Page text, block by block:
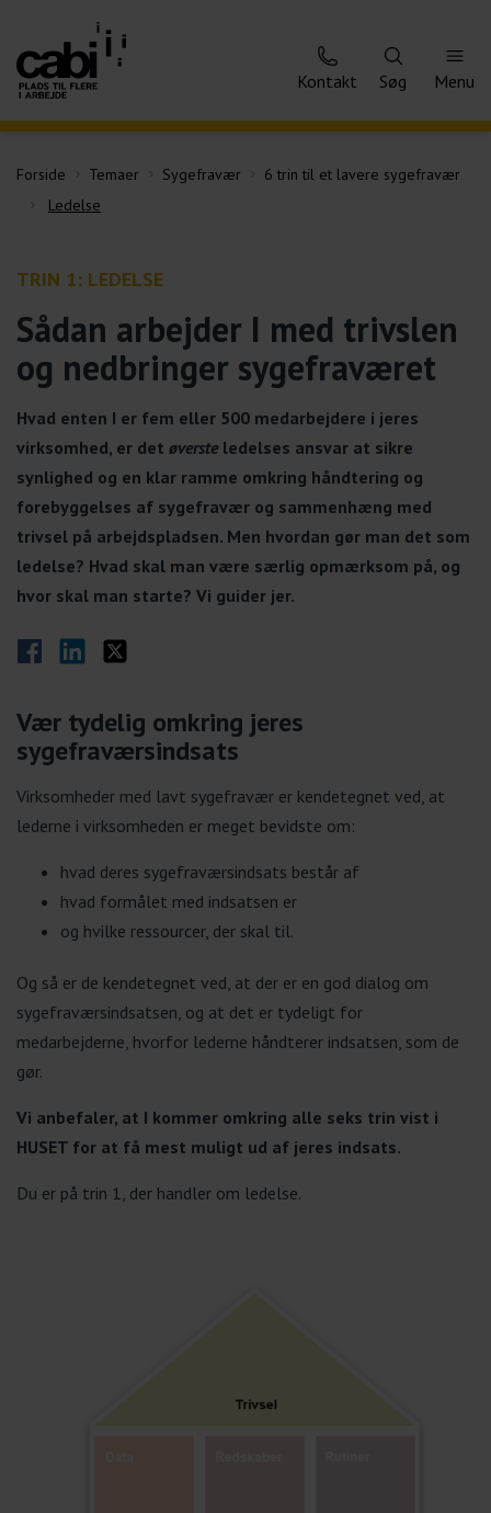
Kontakt Søg Menu
Forside Temaer Sygefravær
6 trin til et lavere sygefravær
Ledelse
TRIN 1: LEDELSE
Sådan arbejder I med trivslen
og nedbringer sygefraværet
Hvad enten I er fem eller 500 medarbejdere i jeres
virksomhed, er det øversteledelses ansvar at sikre
synlighed og en klar ramme omkring håndtering og
forebyggelses af sygefravær og sammenhæng med
trivsel på arbejdspladsen. Men hvordan gør man det som
ledelse? Hvad skal man være særlig opmærksom på, og
hvor skal man starte? Vi guider jer.
Del på Facebook
Del på LinkedIn
Del på Twitter
Vær tydelig omkring jeres
sygefraværsindsats
Virksomheder med lavt sygefravær er kendetegnet ved, at
lederne i virksomheden er meget bevidste om:
hvad deres sygefraværsindsats består af
hvad formålet med indsatsen er
og hvilke ressourcer, der skal til.
Og så er de kendetegnet ved, at der er en god dialog om
sygefraværsindsatsen, og at det er tydeligt for
medarbejderne, hvorfor lederne håndterer indsatsen, som de
gør.
Vi anbefaler, at I kommer omkring alle seks trin vist i
HUSET for at få mest muligt ud af jeres indsats.
Du er på trin 1, der handler om ledelse.